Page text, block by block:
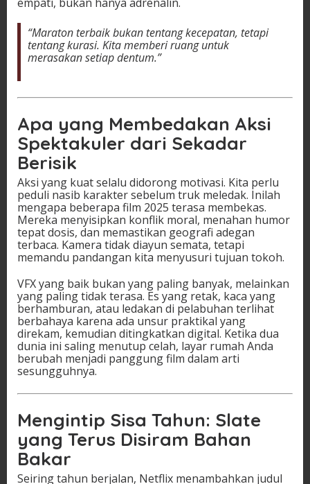
“Maraton terbaik bukan tentang kecepatan, tetapi
tentang kurasi. Kita memberi ruang untuk
merasakan setiap dentum.”
Apa yang Membedakan Aksi
Spektakuler dari Sekadar
Berisik
Aksi yang kuat selalu didorong motivasi. Kita perlu
peduli nasib karakter sebelum truk meledak. Inilah
mengapa beberapa film 2025 terasa membekas.
Mereka menyisipkan konflik moral, menahan humor
tepat dosis, dan memastikan geografi adegan
terbaca. Kamera tidak diayun semata, tetapi
memandu pandangan kita menyusuri tujuan tokoh.
VFX yang baik bukan yang paling banyak, melainkan
yang paling tidak terasa. Es yang retak, kaca yang
berhamburan, atau ledakan di pelabuhan terlihat
berbahaya karena ada unsur praktikal yang
direkam, kemudian ditingkatkan digital. Ketika dua
dunia ini saling menutup celah, layar rumah Anda
berubah menjadi panggung film dalam arti
sesungguhnya.
Mengintip Sisa Tahun: Slate
yang Terus Disiram Bahan
Bakar
Seiring tahun berjalan, Netflix menambahkan judul